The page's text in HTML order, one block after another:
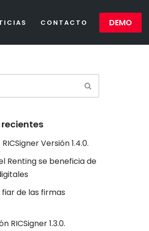
CONTACTO DEMO
Versión 1.4.0.
Renting se beneficia de
de las firmas
RICSigner 1.3.0.